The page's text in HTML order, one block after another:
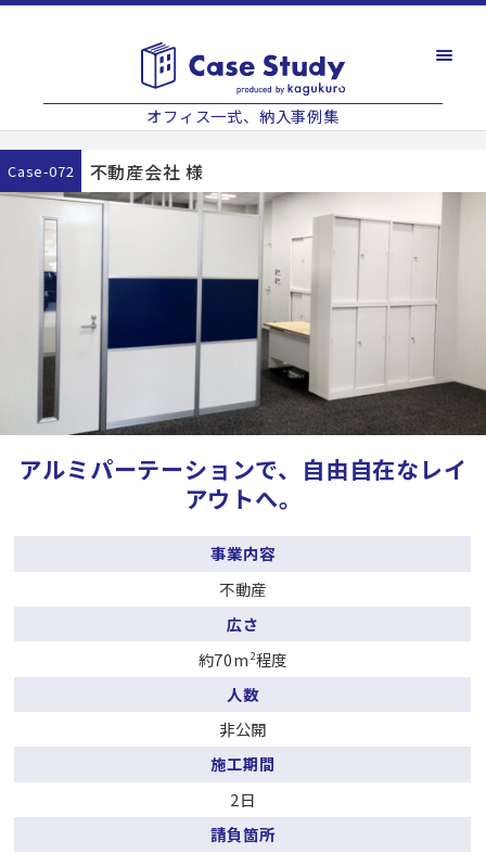
オフィス一式、納入事例集
case-072 不動産会社 様
アルミパーテーションで、自由自在なレイ
アウトへ。
事業内容
不動産
広さ
約70m 2程度
人数
非公開
施工期間
2日
請負箇所